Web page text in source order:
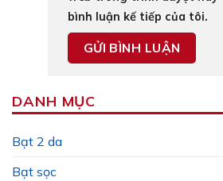
bình luận kế tiếp của tôi.
DANH MỤC
Bạt 2 da
Bạt sọc